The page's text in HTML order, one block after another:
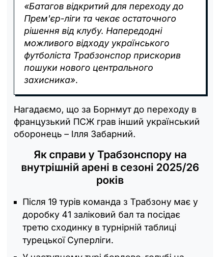
«Батагов відкритий для переходу до
Прем'єр-ліги та чекає остаточного
рішення від клубу. Напередодні
можливого відходу українського
футболіста Трабзонспор прискорив
пошуки нового центрального
захисника».
Нагадаємо, що за Борнмут до переходу в
французький ПСЖ грав інший український
оборонець – Ілля Забарний.
Як справи у Трабзонспору на
внутрішній арені в сезоні 2025/26
років
Після 19 турів команда з Трабзону має у
доробку 41 заліковий бал та посідає
третю сходинку в турнірній таблиці
турецької Суперліги.